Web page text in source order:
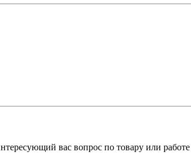
вас вопрос по товару или работе